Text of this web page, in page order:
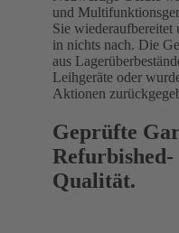
und
Sie wiederaufbereitet
in nichts nach. Die
aus
Leihgeräte oder
Aktionen
Geprüfte
Qualität.